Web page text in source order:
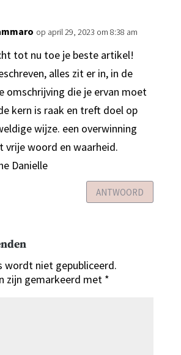
op april 29, 2023 om 8:38 am
tot nu toe je beste artikel!
alles zit er in, in de
omschrijving die je ervan moet
kern is raak en treft doel op
wijze. een overwinning
vrije woord en waarheid.
Danielle
ANTWOORD
wordt niet gepubliceerd.
zijn gemarkeerd met *